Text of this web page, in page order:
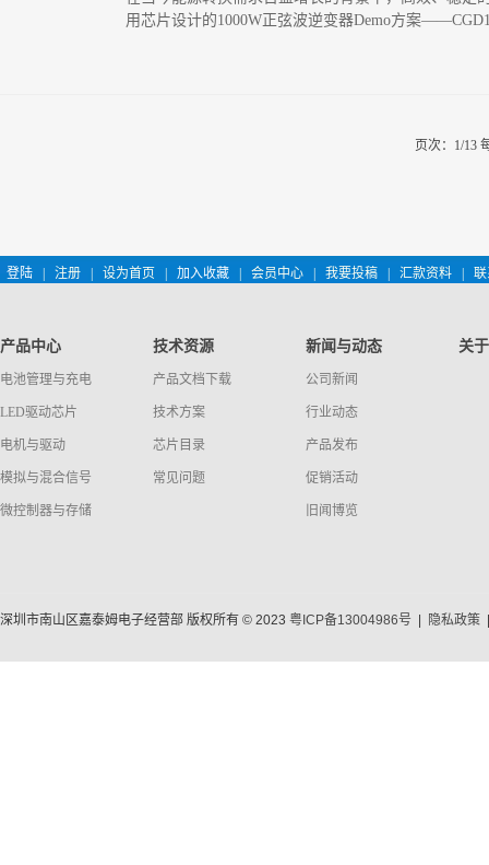
用芯片设计的1000W正弦波逆变器Demo方案
页次：1/13
登陆 注册 设为首页 加入收藏 会员中心 我要投稿 汇款资料
产品中心
电池管理与充电
LED驱动芯片
电机与驱动
模拟与混合信号
微控制器与存储
技术资源
产品文档下载
技术方案
芯片目录
常见问题
新闻与动态
公司新闻
行业动态
产品发布
促销活动
旧闻博览
关
深圳市南山区嘉泰姆电子经营部 版权所有 © 2023 粤ICP备13004986号 隐私政策